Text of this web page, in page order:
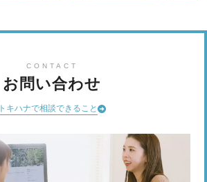
CONTACT
お問い合わせ
トキハナで相談できること